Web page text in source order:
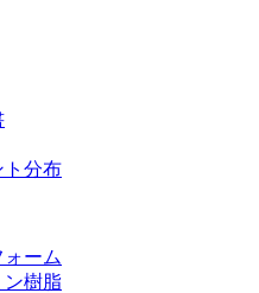
ト分布
ォーム
ン樹脂